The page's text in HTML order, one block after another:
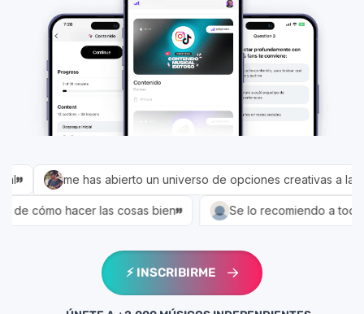
⚡️ INSCRIBIRME